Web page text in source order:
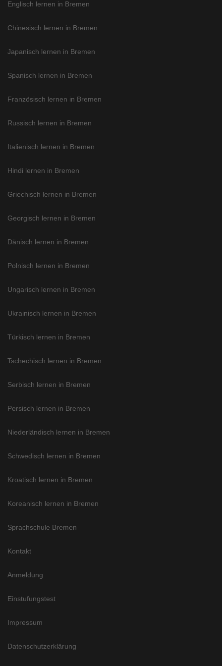
Englisch lernen in Bremen
Chinesisch lernen in Bremen
Japanisch lernen in Bremen
Spanisch lernen in Bremen
Französisch lernen in Bremen
Russisch lernen in Bremen
Italienisch lernen in Bremen
Hindi lernen in Bremen
Griechisch lernen in Bremen
Georgisch lernen in Bremen
Dänisch lernen in Bremen
Polnisch lernen in Bremen
Ungarisch lernen in Bremen
Ukrainisch lernen in Bremen
Türkisch lernen in Bremen
Tschechisch lernen in Bremen
Serbisch lernen in Bremen
Persisch lernen in Bremen
Niederländisch lernen in Bremen
Schwedisch lernen in Bremen
Kroatisch lernen in Bremen
Koreanisch lernen in Bremen
Sprachschule Bremen
Kontakt
Anmeldung
Einstufungstest
Impressum
Datenschutzerklärung